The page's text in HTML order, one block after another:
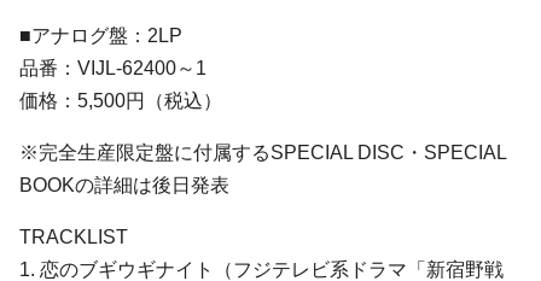
■アナログ盤：2LP
品番：VIJL-62400～1
価格：5,500円（税込）
※完全生産限定盤に付属するSPECIAL DISC・SPECIAL
BOOKの詳細は後日発表
TRACKLIST
1. 恋のブギウギナイト（フジテレビ系ドラマ「新宿野戦